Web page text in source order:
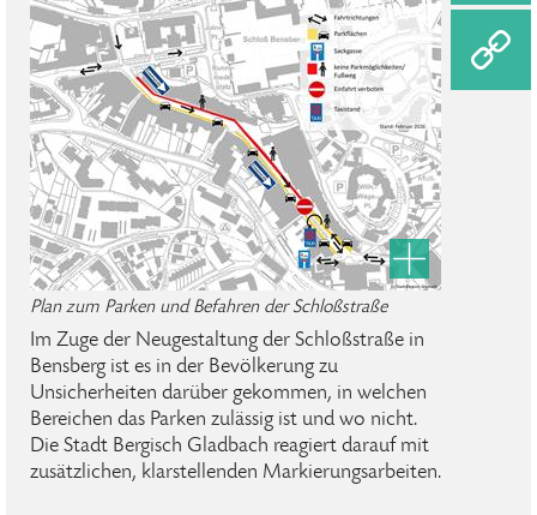
Plan zum Parken und Befahren der Schloßstraße
Im Zuge der Neugestaltung der Schloßstraße in
Bensberg ist es in der Bevölkerung zu
Unsicherheiten darüber gekommen, in welchen
Bereichen das Parken zulässig ist und wo nicht.
Die Stadt Bergisch Gladbach reagiert darauf mit
zusätzlichen, klarstellenden Markierungsarbeiten.